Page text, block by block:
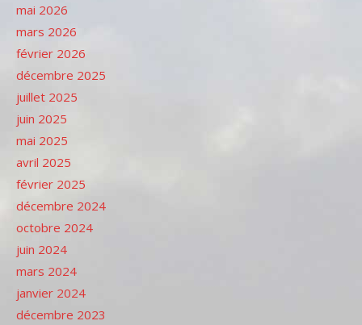
mai 2026
mars 2026
février 2026
décembre 2025
juillet 2025
juin 2025
mai 2025
avril 2025
février 2025
décembre 2024
octobre 2024
juin 2024
mars 2024
janvier 2024
décembre 2023